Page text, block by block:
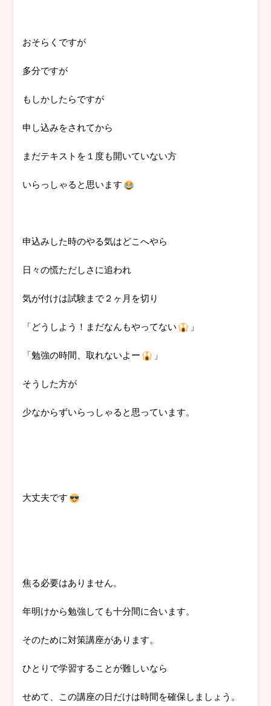
おそらくですが
多分ですが
もしかしたらですが
申し込みをされてから
まだテキストを１度も開いていない方
いらっしゃると思います
申込みした時のやる気はどこへやら
日々の慌ただしさに追われ
気が付けは試験まで２ヶ月を切り
「どうしよう！まだなんもやってない 」
「勉強の時間、取れないよー 」
そうした方が
少なからずいらっしゃると思っています。
大丈夫です
焦る必要はありません。
年明けから勉強しても十分間に合います。
そのために対策講座があります。
ひとりで学習することが難しいなら
せめて、この講座の日だけは時間を確保しましょう。